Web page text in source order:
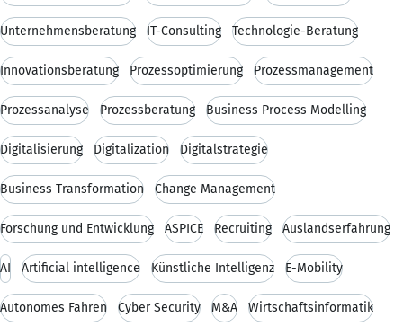
Unternehmensberatung IT-Consulting Technologie-Beratung
Innovationsberatung Prozessoptimierung Prozessmanagement
Prozessanalyse Prozessberatung Business Process Modelling
Digitalisierung Digitalization Digitalstrategie
Business Transformation Change Management
Forschung und Entwicklung ASPICE Recruiting Auslandserfahrung
AI Artificial intelligence Künstliche Intelligenz E-Mobility
Autonomes Fahren Cyber Security M&A Wirtschaftsinformatik